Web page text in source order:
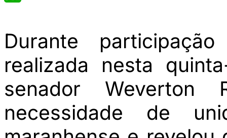
Durante
realizada nesta
senador Weverton
necessidade de